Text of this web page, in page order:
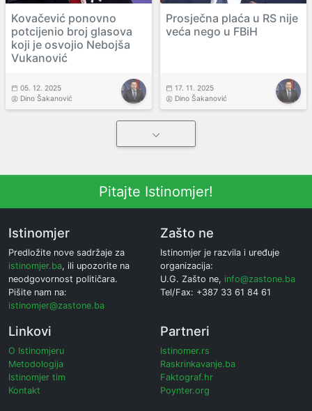
Kovačević ponovno
potcijenio broj glasova
koji je osvojio Nebojša
Vukanović
05. 12. 2025
Dino Šakanović
Prosječna plaća u RS nije
veća nego u FBiH
17. 11. 2025
Dino Šakanović
Pitajte Istinomjer!
Istinomjer
Predložite nove sadržaje za
istinomjer.ba, ili upozorite na
neodgovornost političara.
Pišite nam na:
istinomjer@zastone.ba
Zašto ne
Istinomjer je razvila i uređuje
organizacija:
U.G. Zašto ne, info@zastone.ba
Tel/Fax: +387 33 61 84 61
Linkovi
O Istinomjeru
Metodologija
Istinomjer tim
Kontakt
Partneri
Istinomer.rs
Raskrinkavanje.ba
Faktograf.hr
Poynter.org